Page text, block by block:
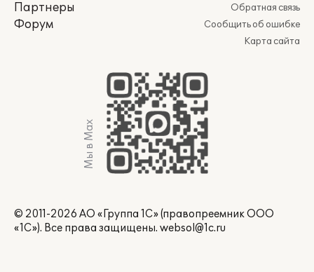
Партнеры
Форум
Обратная связь
Сообщить об ошибке
Карта сайта
Мы в Max
© 2011-2026 АО «Группа 1С» (правопреемник ООО
«1С»). Все права защищены. websol@1c.ru